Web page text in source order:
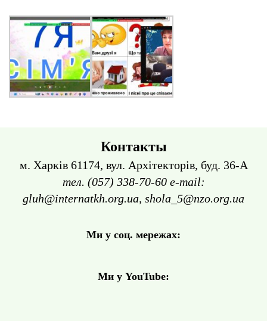
Контакты
м. Харків 61174, вул. Архітекторів, буд. 36-А
тел. (057) 338-70-60 e-mail:
gluh@internatkh.org.ua, shola_5@nzo.org.ua
Ми у соц. мережах:
Ми у YouTube: